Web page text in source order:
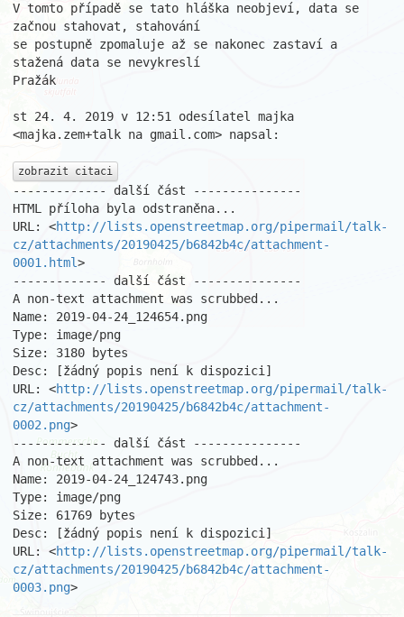
V tomto případě se tato hláška neobjeví, data se
začnou stahovat, stahování
se postupně zpomaluje až se nakonec zastaví a
stažená data se nevykreslí
Pražák
st 24. 4. 2019 v 12:51 odesílatel majka
<majka.zem+talk na gmail.com> napsal:
zobrazit citaci
------------- další část ---------------
HTML příloha byla odstraněna...
URL: <http://lists.openstreetmap.org/pipermail/talk-
cz/attachments/20190425/b6842b4c/attachment-
0001.html>
------------- další část ---------------
A non-text attachment was scrubbed...
Name: 2019-04-24_124654.png
Type: image/png
Size: 3180 bytes
Desc: [žádný popis není k dispozici]
URL: <http://lists.openstreetmap.org/pipermail/talk-
cz/attachments/20190425/b6842b4c/attachment-
0002.png>
------------- další část ---------------
A non-text attachment was scrubbed...
Name: 2019-04-24_124743.png
Type: image/png
Size: 61769 bytes
Desc: [žádný popis není k dispozici]
URL: <http://lists.openstreetmap.org/pipermail/talk-
cz/attachments/20190425/b6842b4c/attachment-
0003.png>